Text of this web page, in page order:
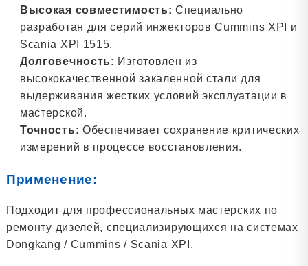
Высокая совместимость: Специально
разработан для серий инжекторов Cummins XPI и
Scania XPI 1515.
Долговечность: Изготовлен из
высококачественной закаленной стали для
выдерживания жестких условий эксплуатации в
мастерской.
Точность: Обеспечивает сохранение критических
измерений в процессе восстановления.
Применение:
Подходит для профессиональных мастерских по
ремонту дизелей, специализирующихся на системах
Dongkang / Cummins / Scania XPI.